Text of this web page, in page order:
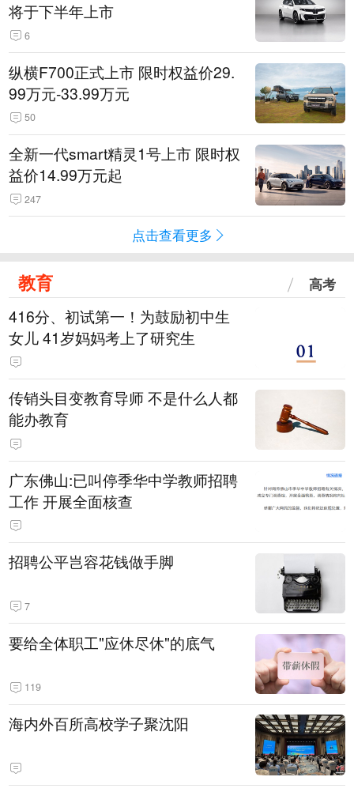
将于下半年上市
6
纵横F700正式上市 限时权益价29.
99万元-33.99万元
50
全新一代smart精灵1号上市 限时权
益价14.99万元起
247
点击查看更多
教育 高考
416分、初试第一！为鼓励初中生
女儿 41岁妈妈考上了研究生
传销头目变教育导师 不是什么人都
能办教育
广东佛山:已叫停季华中学教师招聘
工作 开展全面核查
招聘公平岂容花钱做手脚
7
要给全体职工"应休尽休"的底气
119
海内外百所高校学子聚沈阳